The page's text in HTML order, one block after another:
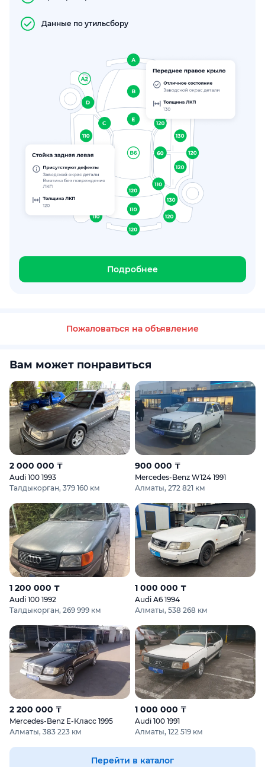
Данные по утильсбору
Подробнее
Пожаловаться на объявление
Вам может понравиться
2 000 000 ₸
Audi 100 1993
Талдыкорган, 379 160 км
900 000 ₸
Mercedes-Benz W124 1991
Алматы, 272 821 км
1 200 000 ₸
Audi 100 1992
Талдыкорган, 269 999 км
1 000 000 ₸
Audi A6 1994
Алматы, 538 268 км
2 200 000 ₸
Mercedes-Benz E-Класс 1995
Алматы, 383 223 км
1 000 000 ₸
Audi 100 1991
Алматы, 122 519 км
Перейти в каталог